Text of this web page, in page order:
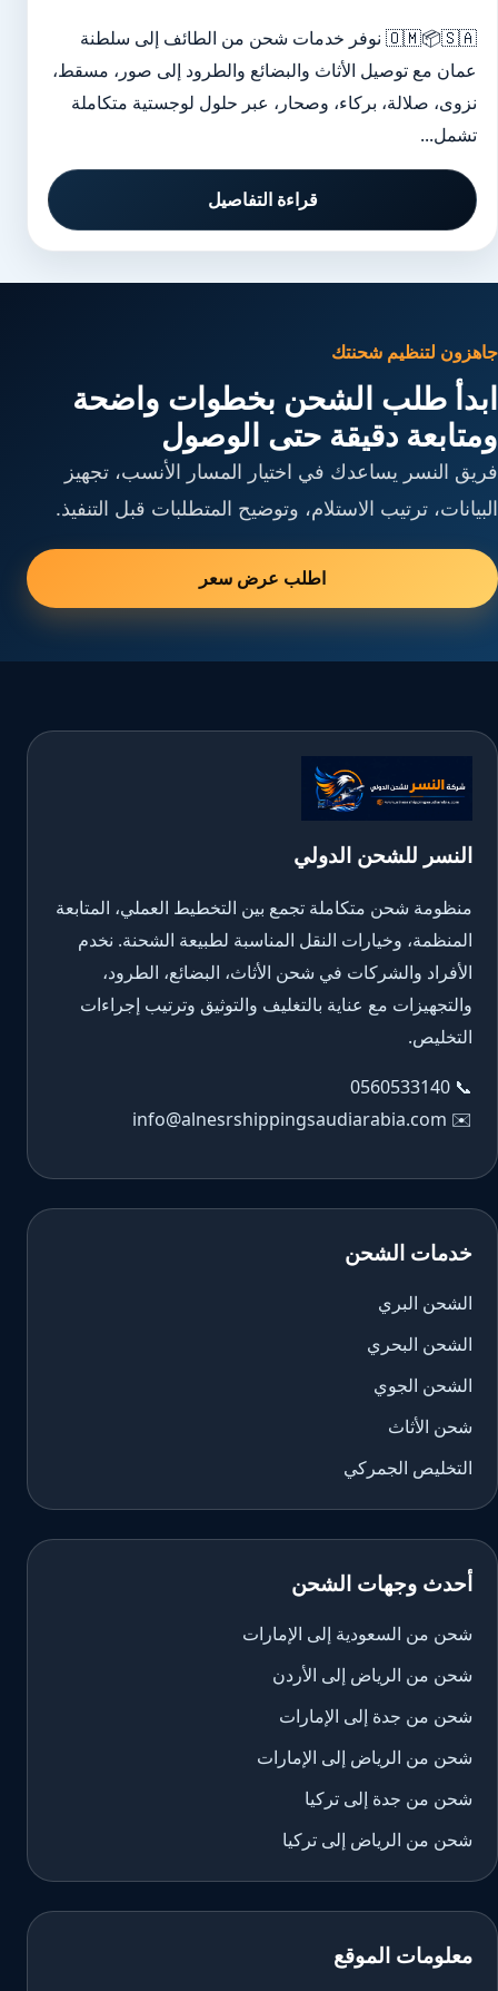
🇴🇲📦🇸🇦 نوفر خدمات شحن من الطائف إلى سلطنة
عمان مع توصيل الأثاث والبضائع والطرود إلى صور، مسقط،
نزوى، صلالة، بركاء، وصحار، عبر حلول لوجستية متكاملة
تشمل...
قراءة التفاصيل
جاهزون لتنظيم شحنتك
ابدأ طلب الشحن بخطوات واضحة
ومتابعة دقيقة حتى الوصول
فريق النسر يساعدك في اختيار المسار الأنسب، تجهيز
البيانات، ترتيب الاستلام، وتوضيح المتطلبات قبل التنفيذ.
اطلب عرض سعر
النسر للشحن الدولي
منظومة شحن متكاملة تجمع بين التخطيط العملي، المتابعة
المنظمة، وخيارات النقل المناسبة لطبيعة الشحنة. نخدم
الأفراد والشركات في شحن الأثاث، البضائع، الطرود،
والتجهيزات مع عناية بالتغليف والتوثيق وترتيب إجراءات
التخليص.
📞
0560533140
✉️
info@alnesrshippingsaudiarabia.com
خدمات الشحن
الشحن البري
الشحن البحري
الشحن الجوي
شحن الأثاث
التخليص الجمركي
أحدث وجهات الشحن
شحن من السعودية إلى الإمارات
شحن من الرياض إلى الأردن
شحن من جدة إلى الإمارات
شحن من الرياض إلى الإمارات
شحن من جدة إلى تركيا
شحن من الرياض إلى تركيا
معلومات الموقع